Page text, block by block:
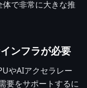
で非常に大きな推
ンフラが必要
やAIアクセラレー
要をサポートするに